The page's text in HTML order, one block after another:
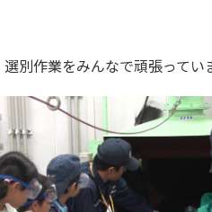
選別作業をみんなで頑張ってい